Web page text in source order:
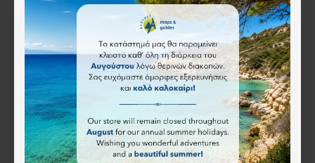
Οι χάρτες με μέγεθος αφίσας κάνουν την τέλεια
προσθήκη σε οποιοδήποτε μέγεθος χώρου.
Χαρακτηριστικά
ISBN:9781597752084